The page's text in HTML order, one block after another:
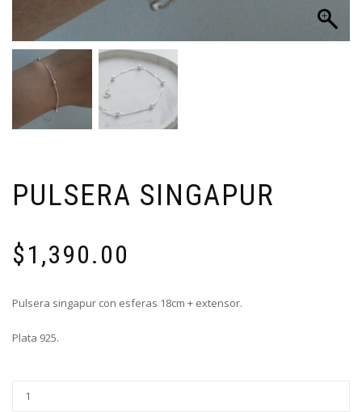
PULSERA SINGAPUR
$1,390.00
Pulsera singapur con esferas 18cm + extensor.
Plata 925.